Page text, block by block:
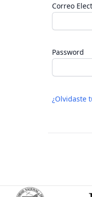
Correo
Password
¿Olvidaste